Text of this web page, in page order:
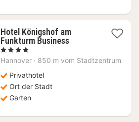
Hotel Königshof am
Funkturm Business1
ab
, 4 Sterne
Hannover · 850 m vom Stadtzentrum
Privathotel
Ort der Stadt
Garten